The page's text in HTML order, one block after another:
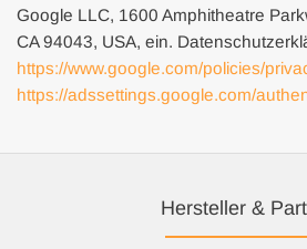
Google LLC, 1600 Amphitheatre
CA 94043, USA, ein.
https://www.google.com/policies/
https://adssettings.google.com/
Hersteller &